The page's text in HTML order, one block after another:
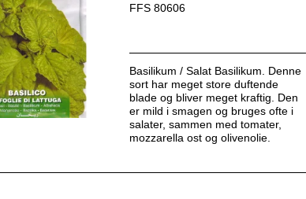
FFS 80606
Basilikum / Salat Basilikum. Denne
sort har meget store duftende
blade og bliver meget kraftig. Den
er mild i smagen og bruges ofte i
salater, sammen med tomater,
mozzarella ost og olivenolie.